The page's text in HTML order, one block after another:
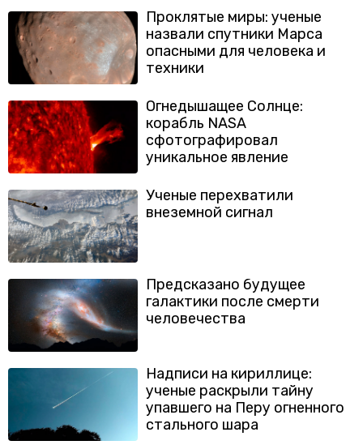
Проклятые миры: ученые
назвали спутники Марса
опасными для человека и
техники
Огнедышащее Солнце:
корабль NASA
сфотографировал
уникальное явление
Ученые перехватили
внеземной сигнал
Предсказано будущее
галактики после смерти
человечества
Надписи на кириллице:
ученые раскрыли тайну
упавшего на Перу огненного
стального шара